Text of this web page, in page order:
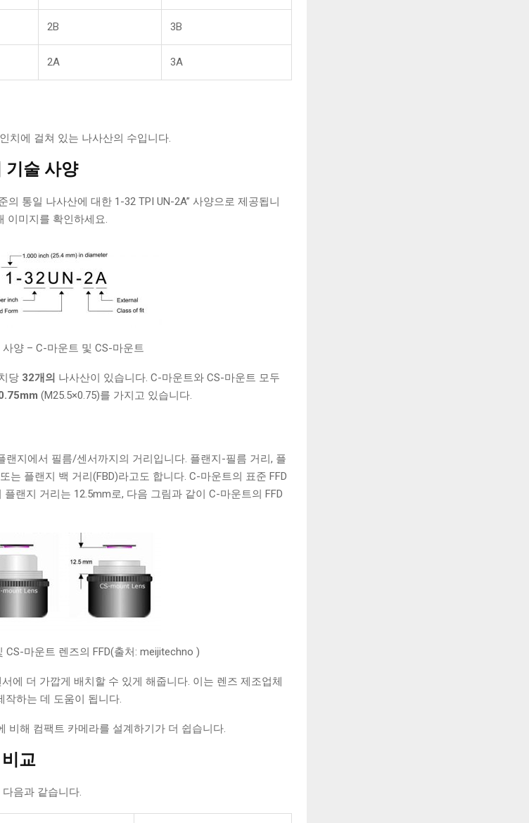
2B 3B
2A 3A
치에 걸쳐 있는 나사산의 수입니다.
기술 사양
의 통일 나사산에 대한 1-32 TPI UN-2A” 사양으로 제공됩니
이미지를 확인하세요.
사양 – C-마운트 및 CS-마운트
당 32개의 나사산이 있습니다. C-마운트와 CS-마운트 모두
(M25.5×0.75)를 가지고 있습니다.
랜지에서 필름/센서까지의 거리입니다. 플랜지-필름 거리, 플
는 플랜지 백 거리(FBD)라고도 합니다. C-마운트의 표준 FFD
랜지 거리는 12.5mm로, 다음 그림과 같이 C-마운트의 FFD
CS-마운트 렌즈의 FFD(출처: meijitechno )
에 더 가깝게 배치할 수 있게 해줍니다. 이는 렌즈 제조업체
하는 데 도움이 됩니다.
비해 컴팩트 카메라를 설계하기가 더 쉽습니다.
교
음과 같습니다.